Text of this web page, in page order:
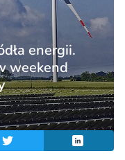
energii.
weekend